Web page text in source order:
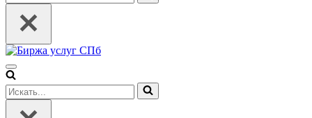
Меню
навигации
Искать...